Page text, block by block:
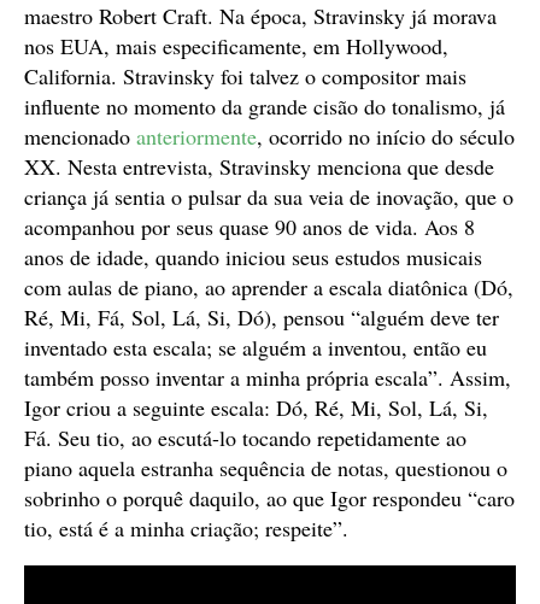
maestro Robert Craft. Na época, Stravinsky já morava
nos EUA, mais especificamente, em Hollywood,
California. Stravinsky foi talvez o compositor mais
influente no momento da grande cisão do tonalismo, já
mencionado anteriormente, ocorrido no início do século
XX. Nesta entrevista, Stravinsky menciona que desde
criança já sentia o pulsar da sua veia de inovação, que o
acompanhou por seus quase 90 anos de vida. Aos 8
anos de idade, quando iniciou seus estudos musicais
com aulas de piano, ao aprender a escala diatônica (Dó,
Ré, Mi, Fá, Sol, Lá, Si, Dó), pensou “alguém deve ter
inventado esta escala; se alguém a inventou, então eu
também posso inventar a minha própria escala”. Assim,
Igor criou a seguinte escala: Dó, Ré, Mi, Sol, Lá, Si,
Fá. Seu tio, ao escutá-lo tocando repetidamente ao
piano aquela estranha sequência de notas, questionou o
sobrinho o porquê daquilo, ao que Igor respondeu “caro
tio, está é a minha criação; respeite”.